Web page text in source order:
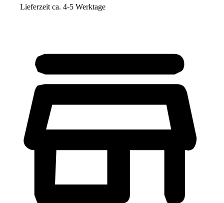
Lieferzeit ca. 4-5 Werktage